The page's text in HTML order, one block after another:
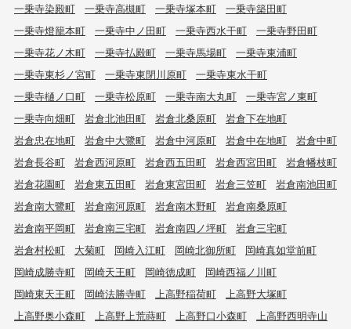
一乗寺染殿町
一乗寺高槻町 一乗寺塚本町
一乗寺築田町
一乗寺燈籠本町
一乗寺中ノ田町 一乗寺西水干町
一乗寺野田町
一乗寺花ノ木町
一乗寺払殿町 一乗寺馬場町
一乗寺東浦町
一乗寺東杉ノ宮町
一乗寺東閉川原町
一乗寺東水干町
一乗寺樋ノ口町
一乗寺松原町 一乗寺南大丸町
一乗寺宮ノ東町
一乗寺向畑町
岩倉北池田町 岩倉北桑原町
岩倉下在地町
岩倉忠在地町
岩倉中大鷺町 岩倉中河原町 岩倉中在地町
岩倉中町
岩倉長谷町
岩倉西河原町 岩倉西五田町 岩倉西宮田町
岩倉幡枝町
岩倉花園町
岩倉東五田町 岩倉東宮田町 岩倉三笠町
岩倉南池田町
岩倉南大鷺町
岩倉南河原町 岩倉南木野町
岩倉南桑原町
岩倉南平岡町
岩倉南三宅町 岩倉南四ノ坪町
岩倉三宅町
岩倉村松町
大菊町 岡崎入江町 岡崎北御所町
岡崎真如堂前町
岡崎成勝寺町
岡崎天王町 岡崎徳成町
岡崎西福ノ川町
岡崎東天王町
岡崎法勝寺町 上高野稲荷町
上高野大塚町
上高野奥小森町
上高野上荒蒔町 上高野口小森町
上高野西明寺山